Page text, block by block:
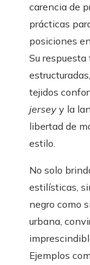
carencia de
prácticas
posiciones
Su respuesta
tejidos
jersey y la
libertad de
estilo.
No solo
estilísticas,
negro como
urbana,
Ejemplos